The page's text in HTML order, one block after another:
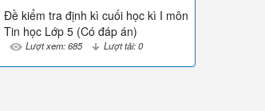
Đề kiểm tra định kì cuối học kì I môn
Tin học Lớp 5 (Có đáp án)
Lượt xem: 685 Lượt tải: 0